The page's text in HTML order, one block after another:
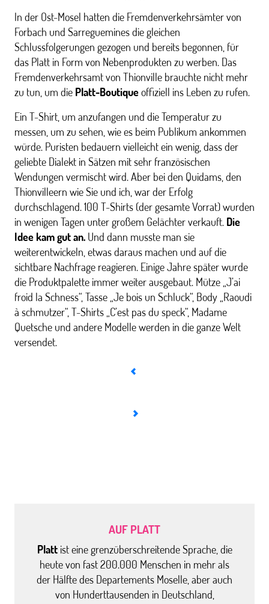
In der Ost-Mosel hatten die Fremdenverkehrsämter von
Forbach und Sarreguemines die gleichen
Schlussfolgerungen gezogen und bereits begonnen, für
das Platt in Form von Nebenprodukten zu werben. Das
Fremdenverkehrsamt von Thionville brauchte nicht mehr
zu tun, um die Platt-Boutiqueoffiziell ins Leben zu rufen.
Ein T-Shirt, um anzufangen und die Temperatur zu
messen, um zu sehen, wie es beim Publikum ankommen
würde. Puristen bedauern vielleicht ein wenig, dass der
geliebte Dialekt in Sätzen mit sehr französischen
Wendungen vermischt wird. Aber bei den Quidams, den
Thionvilleern wie Sie und ich, war der Erfolg
durchschlagend. 100 T-Shirts (der gesamte Vorrat) wurden
in wenigen Tagen unter großem Gelächter verkauft. Die
Idee kam gut an. Und dann musste man sie
weiterentwickeln, etwas daraus machen und auf die
sichtbare Nachfrage reagieren. Einige Jahre später wurde
die Produktpalette immer weiter ausgebaut. Mütze „J’ai
froid la Schness“, Tasse „Je bois un Schluck“, Body „Raoudi
à schmutzer“, T-Shirts „C’est pas du speck“, Madame
Quetsche und andere Modelle werden in die ganze Welt
versendet.
AUF PLATT
Plattist eine grenzüberschreitende Sprache, die
heute von fast 200.000 Menschen in mehr als
der Hälfte des Departements Moselle, aber auch
von Hunderttausenden in Deutschland,